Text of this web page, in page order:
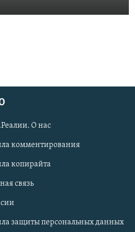
О нас
комментирования
копирайта
связь
защиты персональных данных